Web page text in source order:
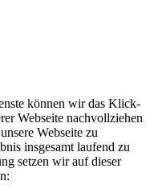
können wir das Klick-
Webseite nachvollziehen
Webseite zu
insgesamt laufend zu
setzen wir auf dieser